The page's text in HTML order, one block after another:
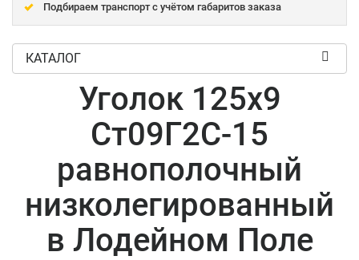
Подбираем транспорт с учётом габаритов заказа
КАТАЛОГ
Уголок 125x9
Ст09Г2С-15
равнополочный
низколегированный
в Лодейном Поле